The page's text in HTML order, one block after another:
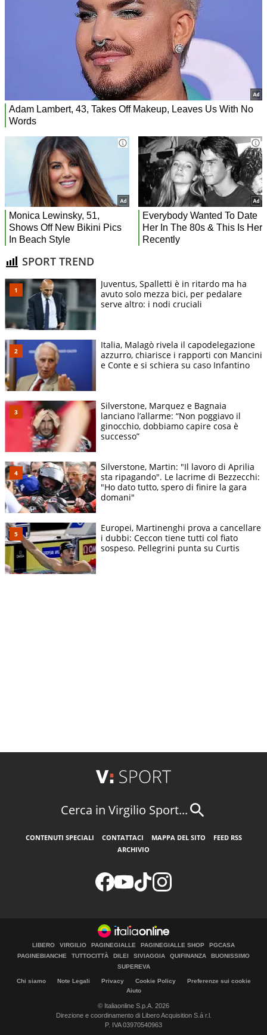
SPORT TREND
Juventus, Spalletti è in ritardo ma ha
avuto solo mezza bici, per pedalare
serve altro: i nodi cruciali
Italia, Malagò rivela il capodelegazione
azzurro, chiarisce i rapporti con Mancini
e Conte e si schiera su caso Infantino
Silverstone, Marquez e Bagnaia
lanciano l’allarme: “Non poggiavo il
ginocchio, dobbiamo capire cosa è
successo”
Silverstone, Martin: "Il lavoro di Aprilia
sta ripagando". Le lacrime di Bezzecchi:
"Ho dato tutto, spero di finire la gara
domani"
Europei, Martinenghi prova a cancellare
i dubbi: Ceccon tiene tutti col fiato
sospeso. Pellegrini punta su Curtis
Cerca in Virgilio Sport...
CONTENUTI SPECIALI CONTATTACI MAPPA DEL SITO
FEED RSS
ARCHIVIO
LIBERO VIRGILIO PAGINEGIALLE PAGINEGIALLE SHOP
PGCASA
PAGINEBIANCHE
TUTTOCITTÀ DILEI SIVIAGGIA QUIFINANZA
BUONISSIMO
SUPEREVA
Chi siamo Note Legali Privacy Cookie Policy
Preferenze sui cookie
Aiuto
© Italiaonline S.p.A. 2026
Direzione e coordinamento di Libero Acquisition S.á r.l.
P. IVA 03970540963